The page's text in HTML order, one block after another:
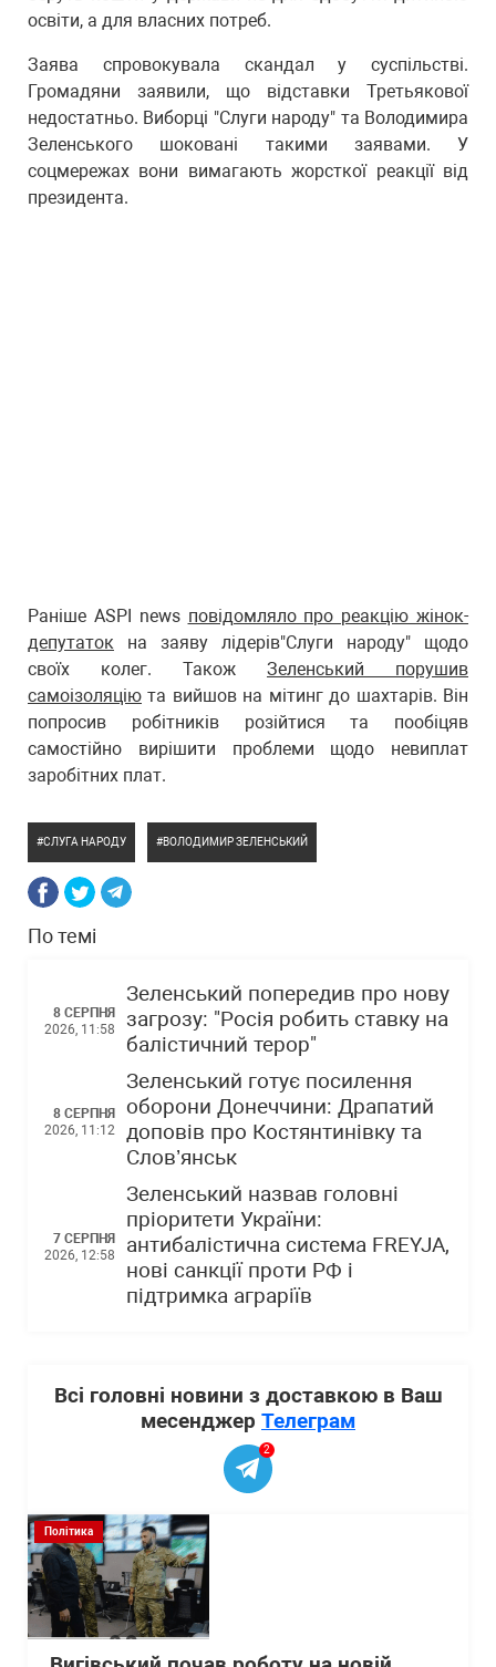
освіти, а для власних потреб.
Заява спровокувала скандал у суспільстві.
Громадяни заявили, що відставки Третьякової
недостатньо. Виборці "Слуги народу" та Володимира
Зеленського шоковані такими заявами. У
соцмережах вони вимагають жорсткої реакції від
президента.
Раніше ASPI news повідомляло про реакцію жінок-
депутаток на заяву лідерів"Слуги народу" щодо
своїх колег. Також Зеленський порушив
самоізоляцію та вийшов на мітинг до шахтарів. Він
попросив робітників розійтися та пообіцяв
самостійно вирішити проблеми щодо невиплат
заробітних плат.
СЛУГА НАРОДУ ВОЛОДИМИР ЗЕЛЕНСЬКИЙ
По темі
8 СЕРПНЯ
2026, 11:58
Зеленський попередив про нову
загрозу: "Росія робить ставку на
балістичний терор"
8 СЕРПНЯ
2026, 11:12
Зеленський готує посилення
оборони Донеччини: Драпатий
доповів про Костянтинівку та
Слов’янськ
7 СЕРПНЯ
2026, 12:58
Зеленський назвав головні
пріоритети України:
антибалістична система FREYJA,
нові санкції проти РФ і
підтримка аграріїв
Всі головні новини з доставкою в Ваш
месенджер Телеграм
2
Політика